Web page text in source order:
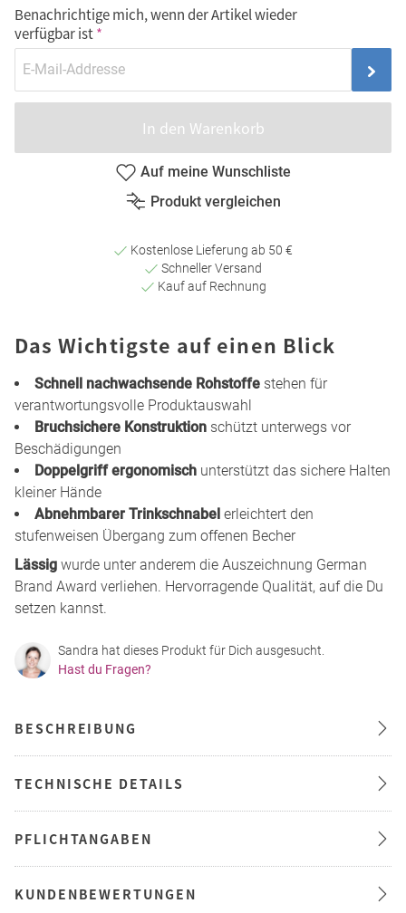
Benachrichtige mich, wenn der Artikel wieder
verfügbar ist
In den Warenkorb
Auf meine Wunschliste
Produkt vergleichen
Kostenlose Lieferung ab 50 €
Schneller Versand
Kauf auf Rechnung
Das Wichtigste auf einen Blick
Schnell nachwachsende Rohstoffe stehen für
verantwortungsvolle Produktauswahl
Bruchsichere Konstruktion schützt unterwegs vor
Beschädigungen
Doppelgriff ergonomisch unterstützt das sichere Halten
kleiner Hände
Abnehmbarer Trinkschnabel erleichtert den
stufenweisen Übergang zum offenen Becher
Lässig wurde unter anderem die Auszeichnung German
Brand Award verliehen. Hervorragende Qualität, auf die Du
setzen kannst.
Sandra hat dieses Produkt für Dich ausgesucht.
Hast du Fragen?
BESCHREIBUNG
TECHNISCHE DETAILS
PFLICHTANGABEN
KUNDENBEWERTUNGEN